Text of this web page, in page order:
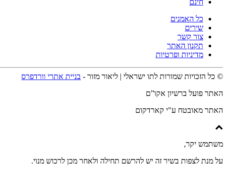
חינם
כל האמנים
שירים
צור קשר
תקנון האתר
מדיניות ופרטיות
© כל הזכויות שמורות לתו ישראלי | ליאור מזור - בניית אתרי וורדפרס
האתר פועל ברשיון אקו”ם
האתר מאובטח ע"י קארדקום
משתמש יקר,
על מנת לצפות בשיר זה יש להרשם תחילה ולאחר מכן לרכוש מנוי.